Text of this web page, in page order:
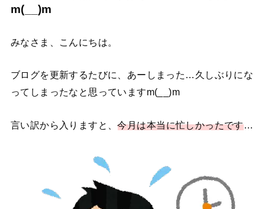
m(__)m
みなさま、こんにちは。
ブログを更新するたびに、あーしまった…久しぶりにな
ってしまったなと思っていますm(__)m
言い訳から入りますと、今月は本当に忙しかったです…